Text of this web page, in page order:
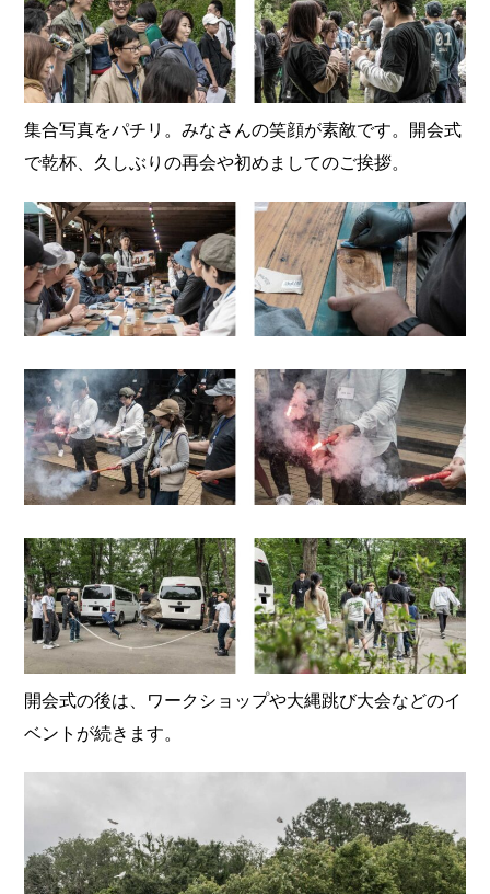
集合写真をパチリ。みなさんの笑顔が素敵です。開会式
で乾杯、久しぶりの再会や初めましてのご挨拶。
開会式の後は、ワークショップや大縄跳び大会などのイ
ベントが続きます。